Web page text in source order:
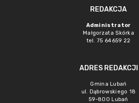
REDAKCJA
Administrator
Małgorzata Skórka
tel. 75 64659 22
ADRES REDAKCJI
Gmina Lubań
ul. Dąbrowskiego 18
59-800 Lubań